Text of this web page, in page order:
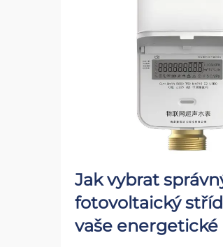
Jak vybrat
fotovoltaický
vaše